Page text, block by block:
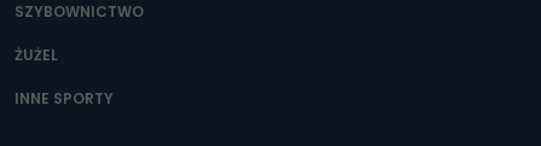
SZYBOWNICTWO
ŻUŻEL
INNE SPORTY